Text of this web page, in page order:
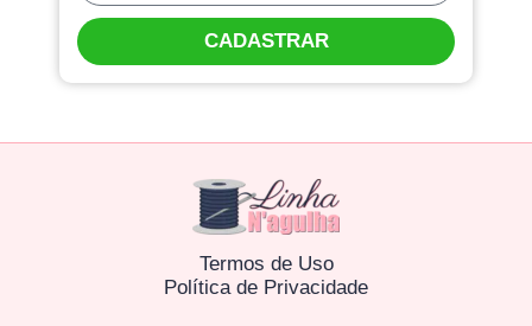
CADASTRAR
Termos de Uso
Política de Privacidade